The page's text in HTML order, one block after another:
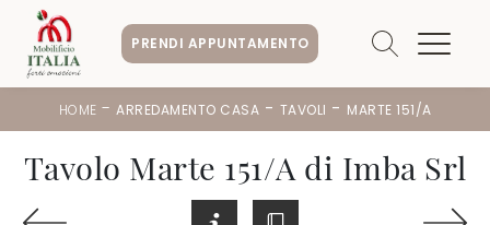
PRENDI APPUNTAMENTO
HOME - ARREDAMENTO CASA - TAVOLI - MARTE 151/A
Tavolo Marte 151/A di Imba Srl